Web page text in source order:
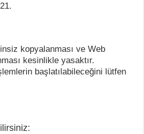
kopyalanması ve Web
kesinlikle yasaktır.
başlatılabileceğini lütfen